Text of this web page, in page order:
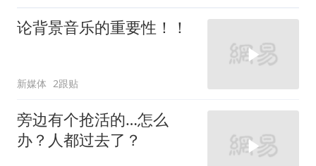
论背景音乐的重要性！！
新媒体 2跟贴
旁边有个抢活的…怎么
办？人都过去了？